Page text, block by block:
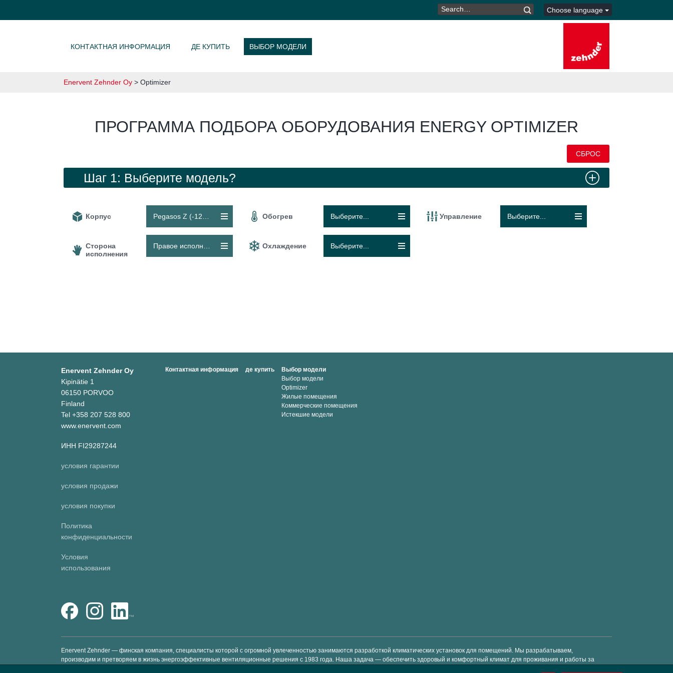
SEARCH
FOR:
Choose language
КОНТАКТНАЯ ИНФОРМАЦИЯ ДЕ КУПИТЬ ВЫБОР МОДЕЛИ
Enervent Zehnder Oy > Optimizer
ПРОГРАММА ПОДБОРА ОБОРУДОВАНИЯ ENERGY OPTIMIZER
СБРОС
Шаг 1: Выберите модель?
Корпус
Сторона
исполнения
Обогрев Выберите...
Охлаждение Выберите...
Управление Выберите...
Enervent Zehnder Oy
Kipinätie 1
06150 PORVOO
Finland
Tel +358 207 528 800
www.enervent.com
ИНН FI29287244
условия гарантии
условия продажи
условия покупки
Политика
конфиденциальности
Условия
использования
Контактная информация де купить
Выбор модели
Выбор модели
Optimizer
Жилые помещения
Коммерческие помещения
Истекшие модели
Enervent Zehnder — финская компания, специалисты которой с огромной увлеченностью занимаются разработкой климатических установок для помещений. Мы разрабатываем,
производим и претворяем в жизнь энергоэффективные вентиляционные решения с 1983 года. Наша задача — обеспечить здоровый и комфортный климат для проживания и работы за